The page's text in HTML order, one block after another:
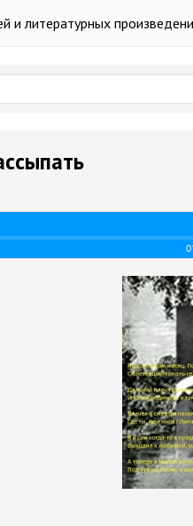
и литературных